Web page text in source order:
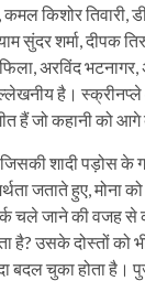
कमल किशोर
सुंदर शर्मा, दीपक
अरविंद भटनागर,
है।
हैं जो कहानी को
शादी पड़ोस के
जताते हुए,
चले जाने की वजह
उसके दोस्तों को
बदल चुका होता है।